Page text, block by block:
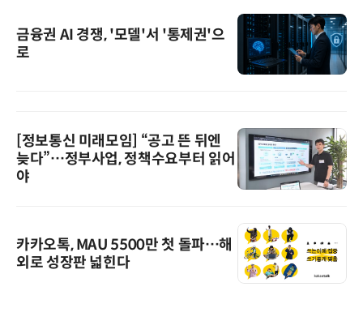
금융권 AI 경쟁, '모델'서 '통제권'으
로
[정보통신 미래모임] “공고 뜬 뒤엔
늦다”…정부사업, 정책수요부터 읽어
야
카카오톡, MAU 5500만 첫 돌파…해
외로 성장판 넓힌다